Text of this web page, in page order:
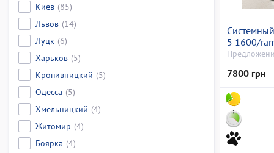
Киев (85)
Львов (14)
Луцк (6)
Харьков (5)
Кропивницкий (5)
Одесса (5)
Хмельницкий (4)
Житомир (4)
Боярка (4)
5 1600/
7800 грн